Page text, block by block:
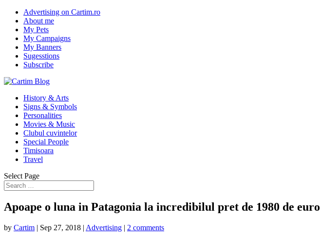
Advertising on Cartim.ro
About me
My Pets
My Campaigns
My Banners
Sugesstions
Subscribe
History & Arts
Signs & Symbols
Personalities
Movies & Music
Clubul cuvintelor
Special People
Timisoara
Travel
Select Page
Apoape o luna in Patagonia la incredibilul pret de 1980 de euro
by Cartim | Sep 27, 2018 | Advertising | 2 comments